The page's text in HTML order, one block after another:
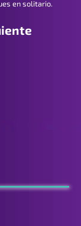
en solitario.